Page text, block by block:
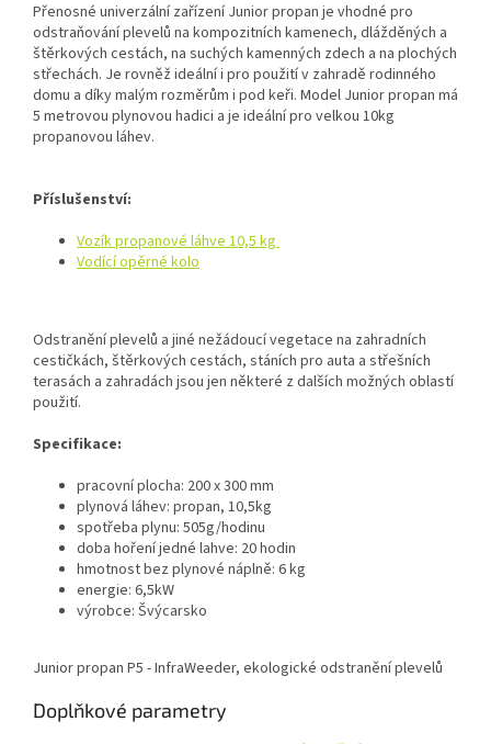
Přenosné univerzální zařízení Junior propan je vhodné pro
odstraňování plevelů na kompozitních kamenech, dlážděných a
štěrkových cestách, na suchých kamenných zdech a na plochých
střechách. Je rovněž ideální i pro použití v zahradě rodinného
domu a díky malým rozměrům i pod keři. Model Junior propan má
5 metrovou plynovou hadici a je ideální pro velkou 10kg
propanovou láhev.
Příslušenství:
Vozík propanové láhve 10,5 kg
Vodící opěrné kolo
Odstranění plevelů a jiné nežádoucí vegetace na zahradních
cestičkách, štěrkových cestách, stáních pro auta a střešních
terasách a zahradách jsou jen některé z dalších možných oblastí
použití.
Specifikace:
pracovní plocha: 200 x 300 mm
plynová láhev: propan, 10,5kg
spotřeba plynu: 505g/hodinu
doba hoření jedné lahve: 20 hodin
hmotnost bez plynové náplně: 6 kg
energie: 6,5kW
výrobce: Švýcarsko
Junior propan P5 - InfraWeeder, ekologické odstranění plevelů
Doplňkové parametry